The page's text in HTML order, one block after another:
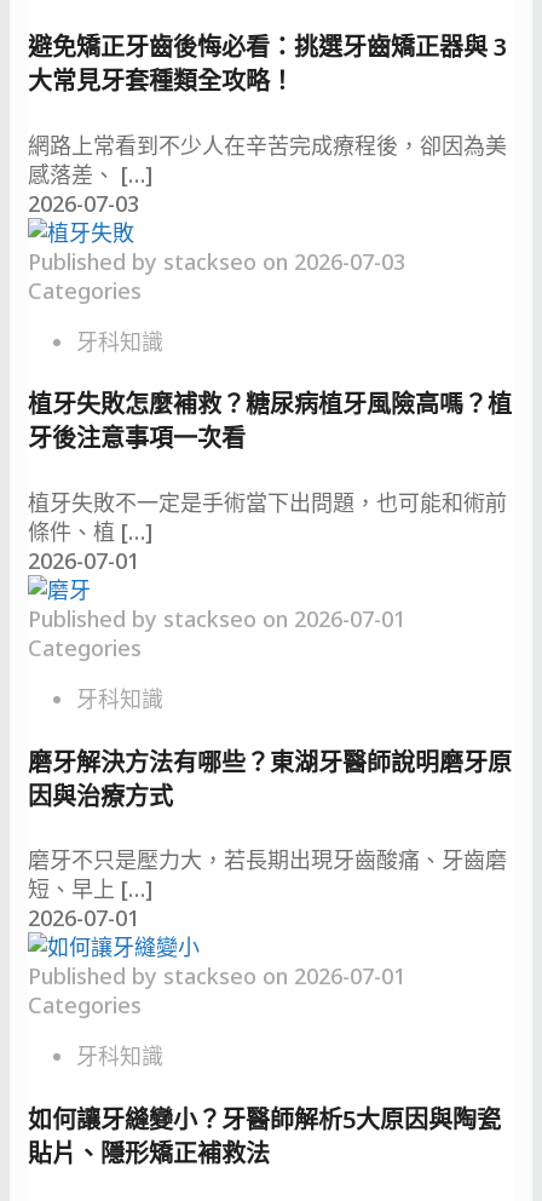
避免矯正牙齒後悔必看：挑選牙齒矯正器與 3
大常見牙套種類全攻略！
網路上常看到不少人在辛苦完成療程後，卻因為美
感落差、 […]
2026-07-03
Published by stackseo on 2026-07-03
Categories
牙科知識
植牙失敗怎麼補救？糖尿病植牙風險高嗎？植
牙後注意事項一次看
植牙失敗不一定是手術當下出問題，也可能和術前
條件、植 […]
2026-07-01
Published by stackseo on 2026-07-01
Categories
牙科知識
磨牙解決方法有哪些？東湖牙醫師說明磨牙原
因與治療方式
磨牙不只是壓力大，若長期出現牙齒酸痛、牙齒磨
短、早上 […]
2026-07-01
Published by stackseo on 2026-07-01
Categories
牙科知識
如何讓牙縫變小？牙醫師解析5大原因與陶瓷
貼片、隱形矯正補救法